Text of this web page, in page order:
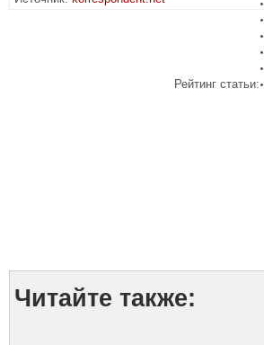
Рейтинг статьи:
Читайте также: